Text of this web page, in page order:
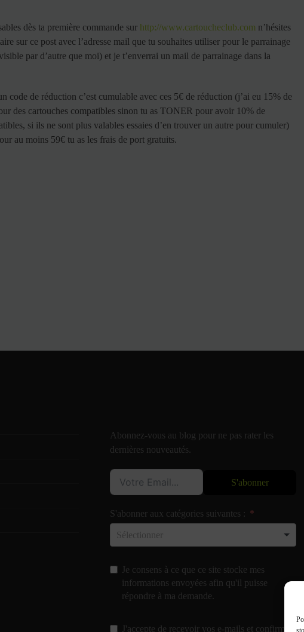
dès ta première commande sur http://www.cartoucheclub.com n’hésites
sur ce post avec l’adresse mail que tu souhaites utiliser pour le parrainage
par d’autre que moi) et je t’enverrai un mail de parrainage dans la
code de réduction c’est cumulable avec ces 5€ de réduction (j’ai eu 15% de
des cartouches compatibles sinon tu as TONER pour avoir 10% de
si ils ne sont plus valables essaies d’en trouver un autre pour cumuler)
au moins 59€ tu as les frais de port gratuits.
Abonnez-vous au blog pour ne pas rater les
dernières nouveautés.
S'abonner
S'abonner aux catégories suivantes :
Je consens à ce que ce site stocke mes
informations envoyées afin qu'il puisse
répondre à ma demande.
J'accepte de recevoir vos e-mails et confirme